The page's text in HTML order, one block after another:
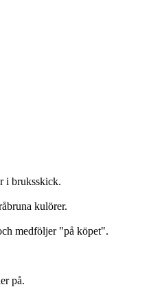
i bruksskick.
kulörer.
medföljer "på köpet".
på.